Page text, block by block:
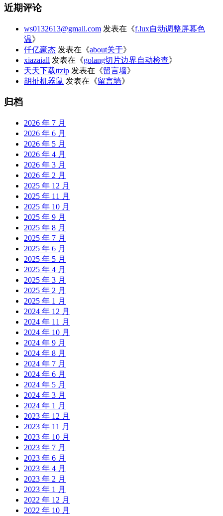
近期评论
ws0132613@gmail.com 发表在《f.lux自动调整屏幕色
温》
仟亿豪杰 发表在《about关于》
xiazaiall 发表在《golang切片边界自动检查》
天天下载ttzip 发表在《留言墙》
胡扯机器鼠 发表在《留言墙》
归档
2026 年 7 月
2026 年 6 月
2026 年 5 月
2026 年 4 月
2026 年 3 月
2026 年 2 月
2025 年 12 月
2025 年 11 月
2025 年 10 月
2025 年 9 月
2025 年 8 月
2025 年 7 月
2025 年 6 月
2025 年 5 月
2025 年 4 月
2025 年 3 月
2025 年 2 月
2025 年 1 月
2024 年 12 月
2024 年 11 月
2024 年 10 月
2024 年 9 月
2024 年 8 月
2024 年 7 月
2024 年 6 月
2024 年 5 月
2024 年 3 月
2024 年 1 月
2023 年 12 月
2023 年 11 月
2023 年 10 月
2023 年 7 月
2023 年 6 月
2023 年 4 月
2023 年 2 月
2023 年 1 月
2022 年 12 月
2022 年 10 月